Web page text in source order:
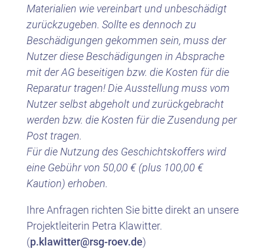
Materialien wie vereinbart und unbeschädigt
zurückzugeben. Sollte es dennoch zu
Beschädigungen gekommen sein, muss der
Nutzer diese Beschädigungen in Absprache
mit der AG beseitigen bzw. die Kosten für die
Reparatur tragen! Die Ausstellung muss vom
Nutzer selbst abgeholt und zurückgebracht
werden bzw. die Kosten für die Zusendung per
Post tragen.
Für die Nutzung des Geschichtskoffers wird
eine Gebühr von 50,00 € (plus 100,00 €
Kaution) erhoben.
Ihre Anfragen richten Sie bitte direkt an unsere
Projektleiterin Petra Klawitter.
(p.klawitter@rsg-roev.de)